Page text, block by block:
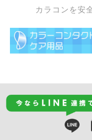
カラコンを安